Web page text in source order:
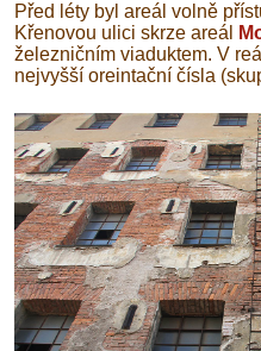
Před léty byl areál volně
Křenovou ulici skrze areál
železničním viaduktem. V
nejvyšší oreintační čísla